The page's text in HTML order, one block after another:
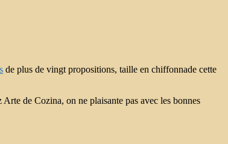
de plus de vingt propositions, taille en chiffonnade cette
de Cozina, on ne plaisante pas avec les bonnes